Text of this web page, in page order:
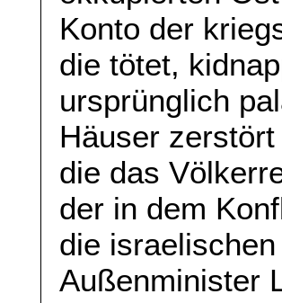
Konto der
die tötet,
ursprünglich
Häuser
die das
der in dem
die
Außenminister